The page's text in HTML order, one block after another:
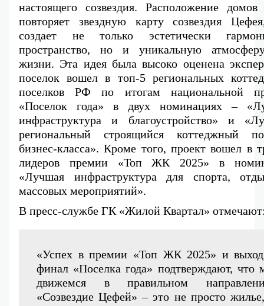
настоящего созвездия. Расположение домов
повторяет звездную карту созвездия
создает не только эстетически
пространство, но и уникальную
жизни. Эта идея была высоко оценена
поселок вошел в топ-5 региональных
поселков РФ по итогам национальной
«Поселок года» в двух номинациях –
инфраструктура и благоустройство» и
региональный строящийся коттеджный
бизнес-класса». Кроме того, проект вошел в
лидеров премии «Топ ЖК 2025» в
«Лучшая инфраструктура для спорта,
массовых мероприятий».
В пресс-службе ГК «Жилой Квартал»
«Успех в премии «Топ ЖК 2025» и
финал «Поселка года» подтверждают, что
движемся в правильном
«Созвездие Цефей» – это не просто